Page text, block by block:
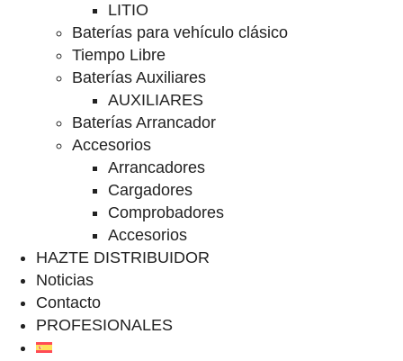
LITIO
Baterías para vehículo clásico
Tiempo Libre
Baterías Auxiliares
AUXILIARES
Baterías Arrancador
Accesorios
Arrancadores
Cargadores
Comprobadores
Accesorios
HAZTE DISTRIBUIDOR
Noticias
Contacto
PROFESIONALES